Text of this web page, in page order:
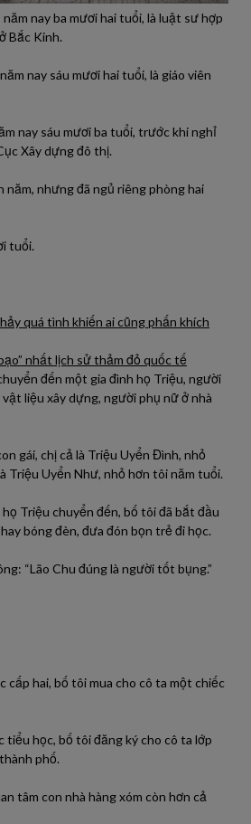
nay ba mươi hai tuổi, là luật sư hợp
Bắc Kinh.
nay sáu mươi hai tuổi, là giáo viên
nay sáu mươi ba tuổi, trước khi nghỉ
Xây dựng đô thị.
năm, nhưng đã ngủ riêng phòng hai
tuổi.
quá tình khiến ai cũng phấn khích
nhất lịch sử thảm đỏ quốc tế
đến một gia đình họ Triệu, người
liệu xây dựng, người phụ nữ ở nhà
gái, chị cả là Triệu Uyển Đình, nhỏ
Triệu Uyển Như, nhỏ hơn tôi năm tuổi.
họ Triệu chuyển đến, bố tôi đã bắt đầu
bóng đèn, đưa đón bọn trẻ đi học.
“Lão Chu đúng là người tốt bụng.”
cấp hai, bố tôi mua cho cô ta một chiếc
tiểu học, bố tôi đăng ký cho cô ta lớp
phố.
tâm con nhà hàng xóm còn hơn cả